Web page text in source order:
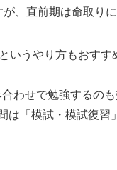
、直前期は命取り
いうやり方もおすす
わせで勉強するの
は「模試・模試復習